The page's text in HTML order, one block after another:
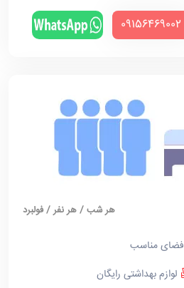
‪09156469002‬
هر شب / هر نفر / فولبرد
فضای مناسب
لوازم بهداشتی رایگان